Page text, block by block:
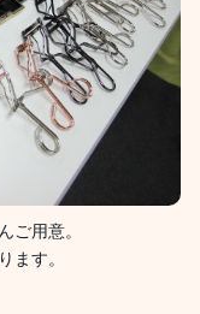
ご用意。
ます。